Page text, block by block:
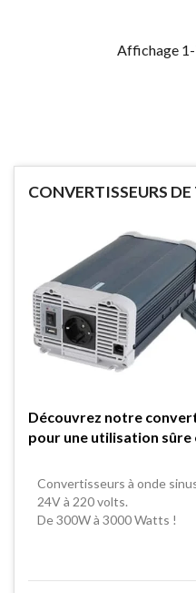
Affichage
CONVERTISSEURS
Découvrez notre
pour une utilisation sûre
Convertisseurs à onde
24V à 220 volts.
De 300W à 3000 Watts !